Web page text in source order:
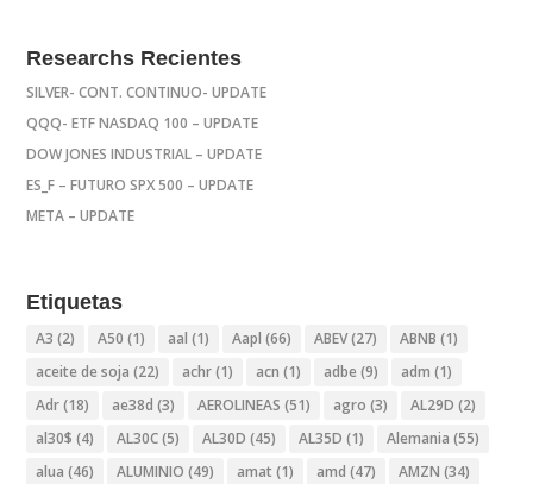
Researchs Recientes
SILVER- CONT. CONTINUO- UPDATE
QQQ- ETF NASDAQ 100 – UPDATE
DOW JONES INDUSTRIAL – UPDATE
ES_F – FUTURO SPX 500 – UPDATE
META – UPDATE
Etiquetas
A3 (2) A50 (1) aal (1) Aapl (66) ABEV(27) ABNB (1)
aceite de soja (22) achr(1) acn (1) adbe (9) adm (1)
Adr(18) ae38d (3) AEROLINEAS (51) agro (3) AL29D (2)
al30$ (4) AL30C(5) AL30D (45) AL35D (1) Alemania (55)
alua (46) ALUMINIO (49) amat (1) amd (47) AMZN (34)